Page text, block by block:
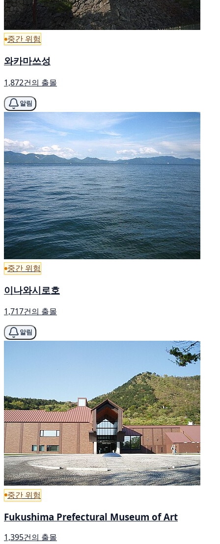
중간 위험
와카마쓰성
1,872건의 출몰
알림
중간 위험
이나와시로호
1,717건의 출몰
알림
중간 위험
Fukushima Prefectural Museum of Art
1,395건의 출몰